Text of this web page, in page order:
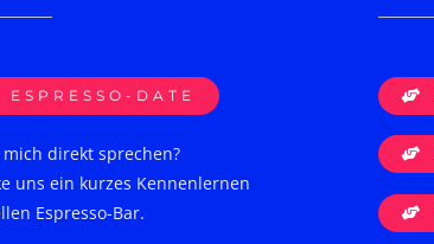
ESPRESSO-DATE
direkt sprechen?
uns ein kurzes Kennenlernen
Espresso-Bar.